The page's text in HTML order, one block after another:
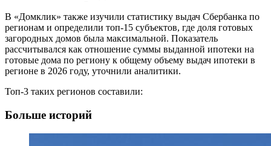
В «Домклик» также изучили статистику выдач Сбербанка по
регионам и определили топ-15 субъектов, где доля готовых
загородных домов была максимальной. Показатель
рассчитывался как отношение суммы выданной ипотеки на
готовые дома по региону к общему объему выдач ипотеки в
регионе в 2026 году, уточнили аналитики.
Топ-3 таких регионов составили:
Больше историй